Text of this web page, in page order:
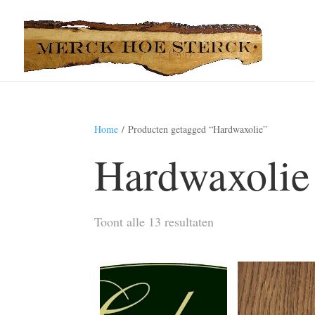
Home / Producten getagged “Hardwaxolie”
Hardwaxolie
Toont alle 13 resultaten